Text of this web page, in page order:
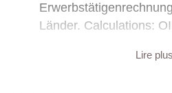
Länder. Calculations:
Geodata sources:Lire plus